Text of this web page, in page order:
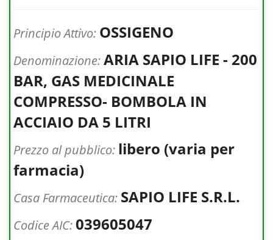
Principio Attivo: OSSIGENO
Denominazione:ARIA SAPIO LIFE - 200
BAR, GAS MEDICINALE
COMPRESSO- BOMBOLA IN
ACCIAIO DA 5 LITRI
Prezzo al pubblico: libero (varia per
farmacia)
Casa Farmaceutica: SAPIO LIFE S.R.L.
Codice AIC:039605047